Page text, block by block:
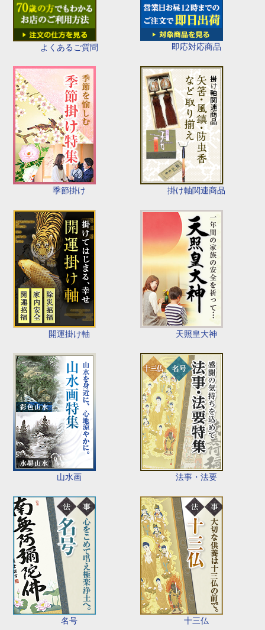
よくあるご質問 即応対応商品
季節掛け 掛け軸関連商品
開運掛け軸 天照皇大神
山水画 法事・法要
名号 十三仏